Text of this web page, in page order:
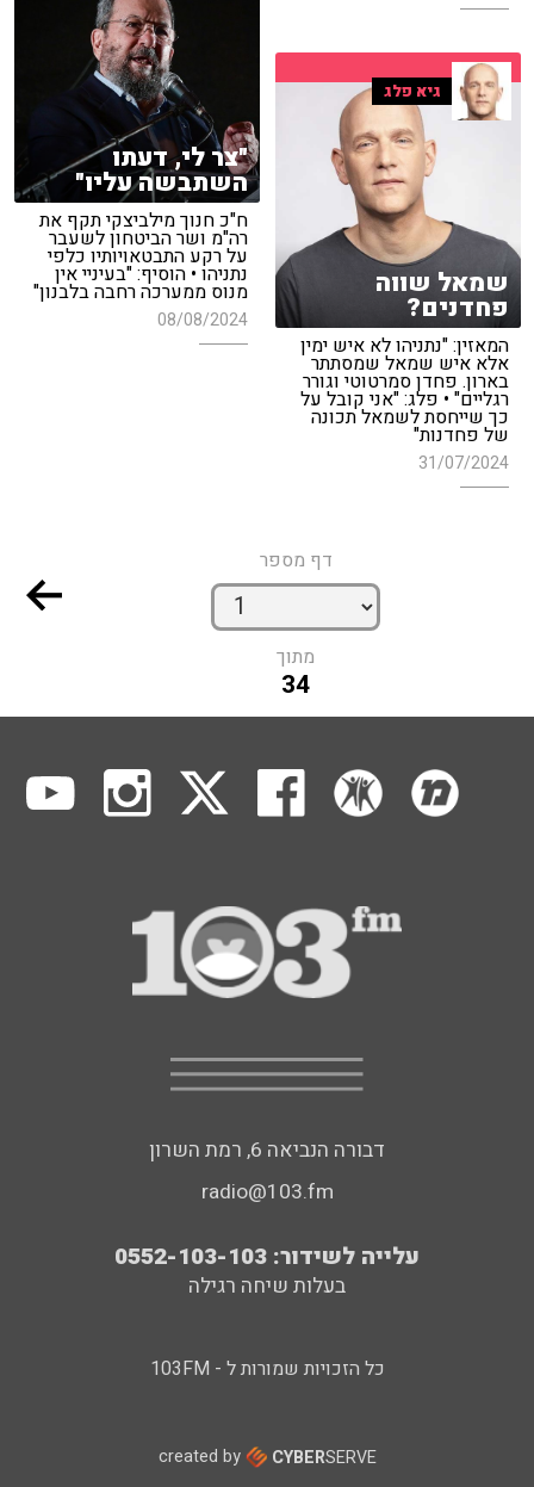
"צר לי, דעתו
השתבשה עליו"
ח"כ חנוך מילביצקי תקף את
רה"מ ושר הביטחון לשעבר
על רקע התבטאויותיו כלפי
נתניהו • הוסיף: "בעיניי אין
מנוס ממערכה רחבה בלבנון"
08/08/2024
גיא פלג
שמאל שווה
פחדנים?
המאזין: "נתניהו לא איש ימין
אלא איש שמאל שמסתתר
בארון. פחדן סמרטוטי וגורר
רגליים" • פלג: "אני קובל על
כך שייחסת לשמאל תכונה
של פחדנות"
31/07/2024
דף מספר
מתוך
34
דבורה הנביאה 6, רמת השרון
radio@103.fm
עלייה לשידור: 0552-103-103
בעלות שיחה רגילה
כל הזכויות שמורות ל - 103FM
created by CYBERSERVE